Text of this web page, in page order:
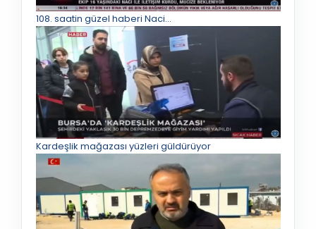
108. saatin güzel haberi Naci…
Kardeşlik mağazası yüzleri güldürüyor